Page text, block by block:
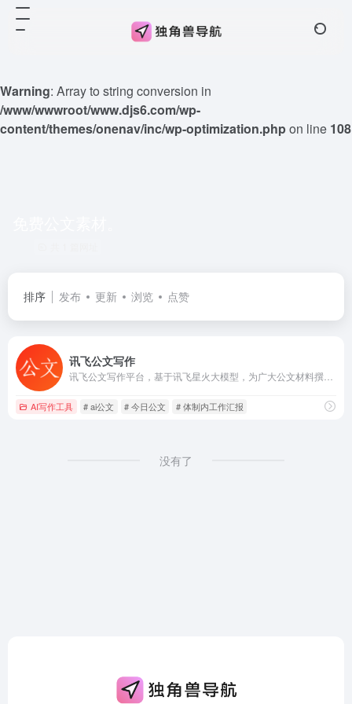
Warning: Array to string conversion in
/www/wwwroot/www.djs6.com/wp-
content/themes/onenav/inc/wp-optimization.phpon line 108
排序 发布 更新 浏览 点赞
讯飞公文写作
AI写作工具 # ai公文 # 今日公文 # 体制内工作汇报
没有了